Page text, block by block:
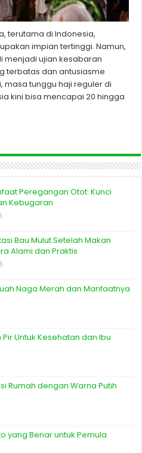
terutama di Indonesia,
impian tertinggi. Namun,
menjadi ujian kesabaran
terbatas dan antusiasme
masa tunggu haji reguler di
kini bisa mencapai 20 hingga
Peregangan Otot: Kunci
Kebugaran
Bau Mulut Setelah Makan
Alami dan Praktis
Naga Merah dan Manfaatnya
Untuk Kesehatan dan Ibu
Rumah dengan Warna Putih
yang Benar untuk Pemula